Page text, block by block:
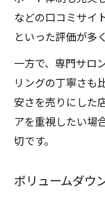
メンズ
などの口コミサイ
といった評価が多
一方で、専門サロ
リングの丁寧さも
安さを売りにした
アを重視したい場
切です。
ボリュームダウ